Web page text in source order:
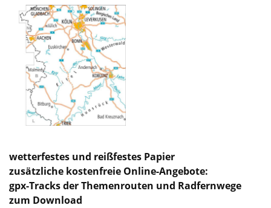
wetterfestes und reißfestes Papier
zusätzliche kostenfreie Online-Angebote:
gpx-Tracks der Themenrouten und Radfernwege
zum Download